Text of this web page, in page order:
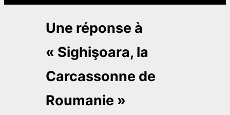
r
Une réponse à
« Sighişoara, la
Carcassonne de
Roumanie »